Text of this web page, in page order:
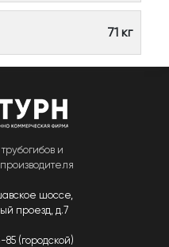
71 кг
и
шоссе,
проезд, д.7
85 (городской)